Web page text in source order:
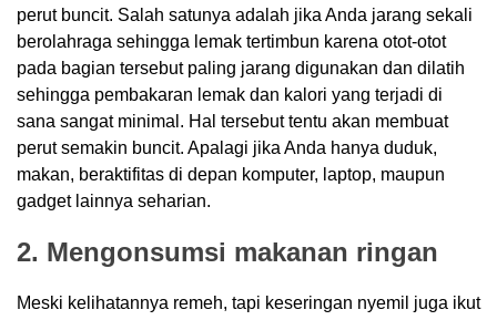
perut buncit. Salah satunya adalah jika Anda jarang sekali
berolahraga sehingga lemak tertimbun karena otot-otot
pada bagian tersebut paling jarang digunakan dan dilatih
sehingga pembakaran lemak dan kalori yang terjadi di
sana sangat minimal. Hal tersebut tentu akan membuat
perut semakin buncit. Apalagi jika Anda hanya duduk,
makan, beraktifitas di depan komputer, laptop, maupun
gadget lainnya seharian.
2. Mengonsumsi makanan ringan
Meski kelihatannya remeh, tapi keseringan nyemil juga ikut